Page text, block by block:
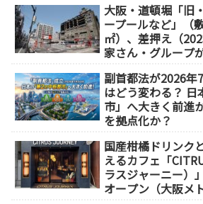
大阪・道頓堀「旧
ープールなど」（
㎡）、差押え（
家さん・グループ
副首都法が2026年
はどう変わる？ 日
市」へ大きく前進
を拠点化か？
国産柑橘ドリンク
えるカフェ「
ラスジャーニー）
オープン（大阪メ